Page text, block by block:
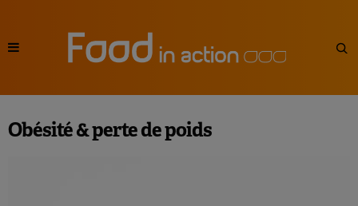
Obésité & perte de poids